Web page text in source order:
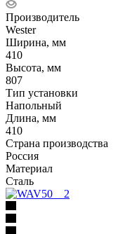
Производитель
Wester
Ширина, мм
410
Высота, мм
807
Тип установки
Напольный
Длина, мм
410
Страна производства
Россия
Материал
Сталь